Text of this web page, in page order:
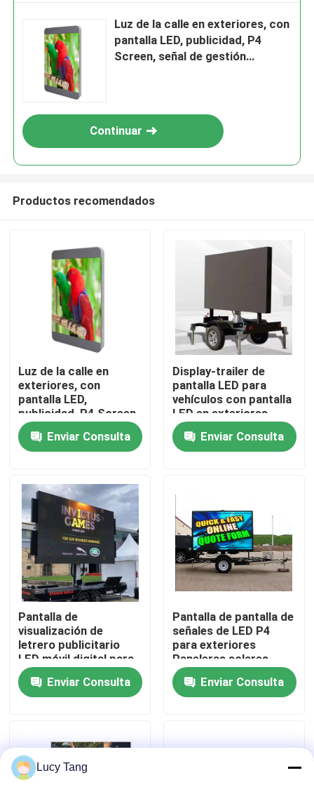
En casa
Productos
Espectáculo VR
Sobre nosotros
Recorrido por la fábrica
Control de calidad
Contacta con nosotros
Solicitar una cita
Luz de la calle en exteriores, con
pantalla LED, publicidad, P4
Screen, señal de gestión
Continuar
Productos recomendados
Luz de la calle en
exteriores, con
pantalla LED,
publicidad, P4 Screen,
señal de gestión
centralizada
inalámbrica
Enviar Consulta
Display-trailer de
pantalla LED para
vehículos con pantalla
LED en exteriores
Enviar Consulta
Pantalla de
visualización de
letrero publicitario
LED móvil digital para
exteriores P6 con
función SDK para
minoristas y agencias
Enviar Consulta
Pantalla de pantalla de
señales de LED P4
para exteriores
Paneleras solares
Pantalla publicitaria
Pantalla LED HD
Enviar Consulta
Lucy Tang